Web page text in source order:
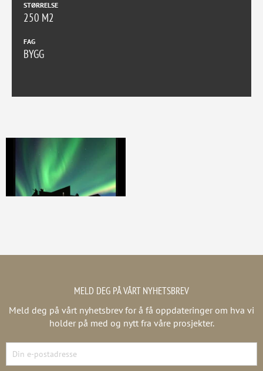
STØRRELSE
250 M2
FAG
BYGG
MELD DEG PÅ VÅRT NYHETSBREV
Meld deg på vårt nyhetsbrev for å få oppdateringer om hva vi
holder på med og nytt fra våre prosjekter.